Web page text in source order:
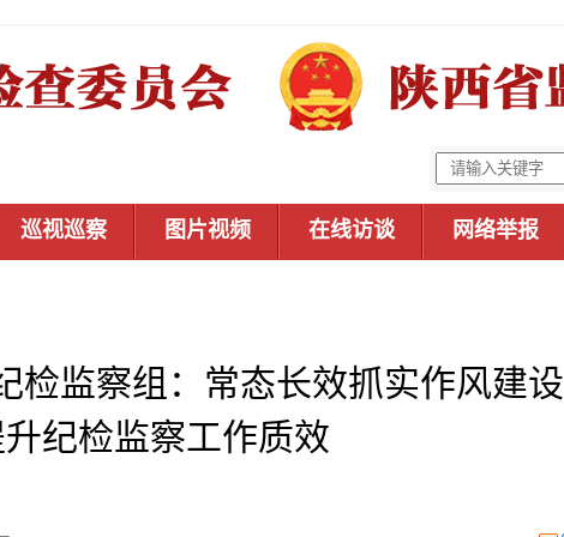
巡视巡察 图片视频 在线访谈 网络举报
检监察组：常态长效抓实作风建设
纪检监察工作质效